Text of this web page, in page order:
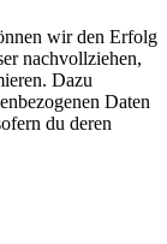
wir den Erfolg
nachvollziehen,
Dazu
Daten
du deren